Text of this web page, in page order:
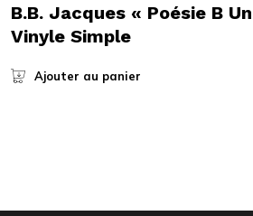
B.B. Jacques « Poésie B
Vinyle Simple
Ajouter au panier